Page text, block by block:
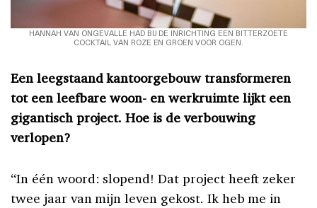
HANNAH VAN ONGEVALLE HAD BIJ DE INRICHTING EEN BITTERZOETE
COCKTAIL VAN ROZE EN GROEN VOOR OGEN.
Een leegstaand kantoorgebouw transformeren
tot een leefbare woon- en werkruimte lijkt een
gigantisch project. Hoe is de verbouwing
verlopen?
“In één woord: slopend! Dat project heeft zeker
twee jaar van mijn leven gekost. Ik heb me in